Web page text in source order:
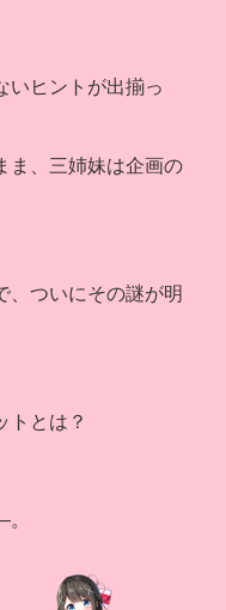
ヒントが出揃っ
、三姉妹は企画の
ついにその謎が明
トとは？